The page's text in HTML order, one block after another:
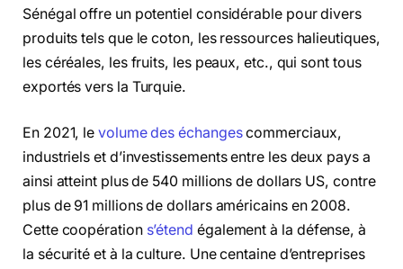
Sénégal offre un potentiel considérable pour divers
produits tels que le coton, les ressources halieutiques,
les céréales, les fruits, les peaux, etc., qui sont tous
exportés vers la Turquie.
En 2021, levolume des échangescommerciaux,
industriels et d’investissements entre les deux pays a
ainsi atteint plus de 540 millions de dollars US, contre
plus de 91 millions de dollars américains en 2008.
Cette coopération s’étend également à la défense, à
la sécurité et à la culture. Une centaine d’entreprises